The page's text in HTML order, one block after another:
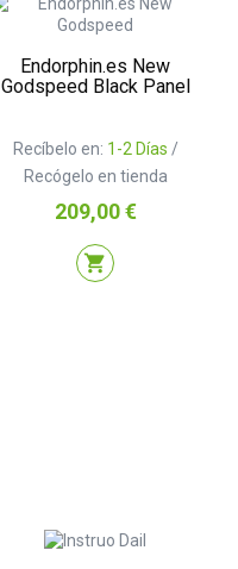
Endorphin.es New
Godspeed Black Panel
Recíbelo en: 1-2 Días /
Recógelo en tienda
Precio
209,00 €
shopping_cart